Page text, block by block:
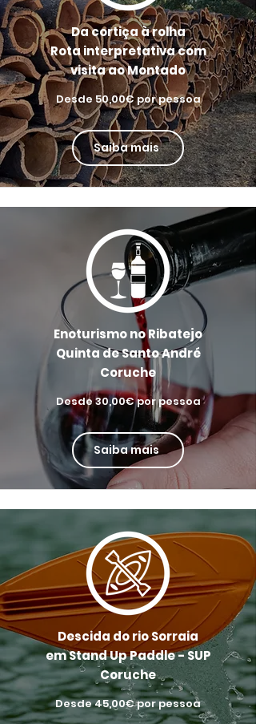
Da cortiça à rolha
Rota interpretativa com
visita ao Montado
Desde 50,00€ por pessoa
Saiba mais
Enoturismo no Ribatejo
Quinta de Santo André
Coruche
Desde 30,00€ por pessoa
Saiba mais
Descida do rio Sorraia
em Stand Up Paddle - SUP
Coruche​
Desde 45,00€ por pessoa